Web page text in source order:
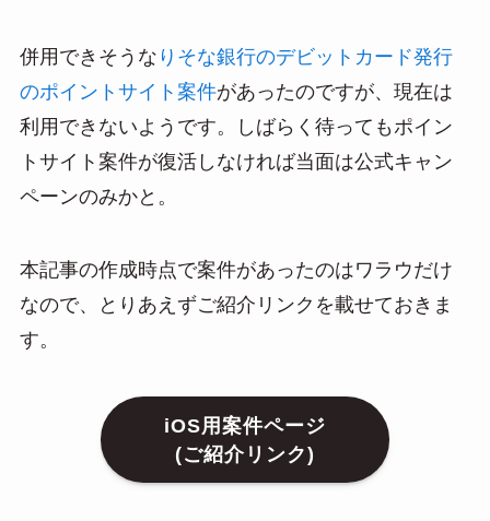
併用できそうな りそな銀行のデビットカード発行
のポイントサイト案件があったのですが、現在は
利用できないようです。しばらく待ってもポイン
トサイト案件が復活しなければ当面は公式キャン
ペーンのみかと。
本記事の作成時点で案件があったのはワラウだけ
なので、とりあえずご紹介リンクを載せておきま
す。
iOS用案件ページ
(ご紹介リンク)